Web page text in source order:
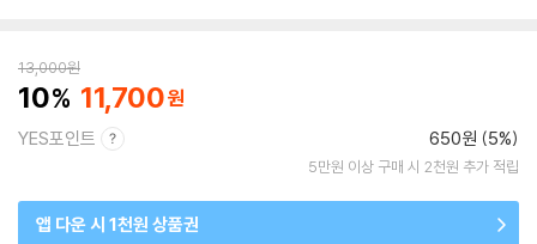
13,000원
10 11,700
YES포인트 650원 (5%)
5만원 이상 구매 시 2천원 추가 적립
앱 다운 시 1천원 상품권